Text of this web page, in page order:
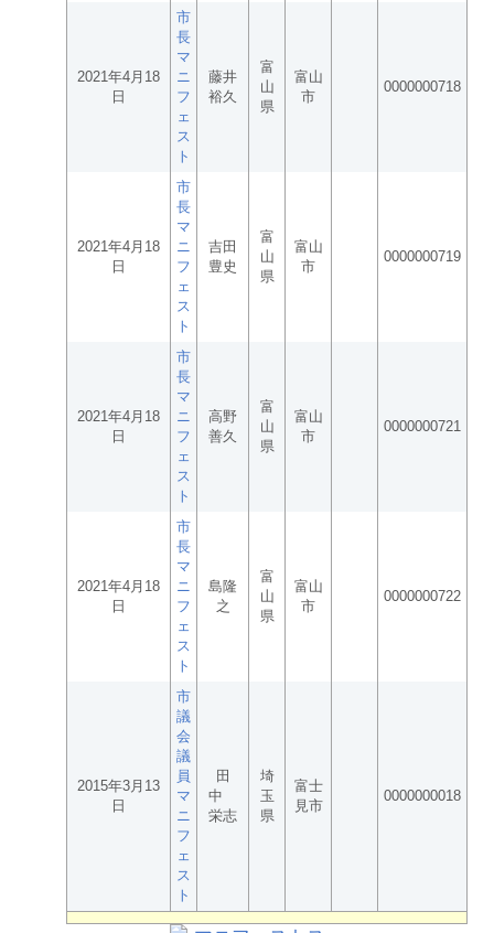
2021年4月18
日
市
長
マ
ニ
フ
ェ
ス
ト
藤井
裕久
富
山
県
富山
市
0000000718
2021年4月18
日
市
長
マ
ニ
フ
ェ
ス
ト
吉田
豊史
富
山
県
富山
市
0000000719
2021年4月18
日
市
長
マ
ニ
フ
ェ
ス
ト
高野
善久
富
山
県
富山
市
0000000721
2021年4月18
日
市
長
マ
ニ
フ
ェ
ス
ト
島隆
之
富
山
県
富山
市
0000000722
2015年3月13
日
市
議
会
議
員
マ
ニ
フ
ェ
ス
ト
田
中
栄志
埼
玉
県
富士
見市
0000000018